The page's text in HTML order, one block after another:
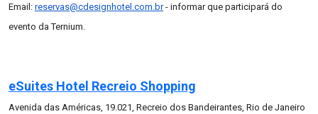
Email: reservas@cdesignhotel.com.br- informar que participará do
evento da Ternium.
eSuites Hotel Recreio Shopping
Avenida das Américas, 19.021, Recreio dos Bandeirantes, Rio de Janeiro